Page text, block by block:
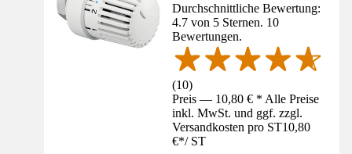
Durchschnittliche Bewertung:
4.7 von 5 Sternen. 10
Bewertungen.
(10)
Preis — 10,80 € * Alle Preise
inkl. MwSt. und ggf. zzgl.
Versandkosten pro ST10,80
€*/ ST